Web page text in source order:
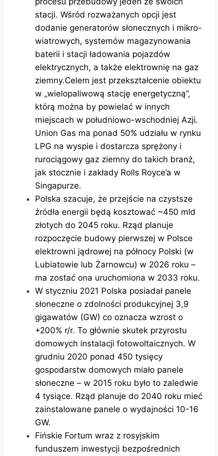
stacji. Wśród rozważanych opcji jest
dodanie generatorów słonecznych i mikro-
wiatrowych, systemów magazynowania
baterii i stacji ładowania pojazdów
elektrycznych, a także elektrownię na gaz
ziemny.Celem jest przekształcenie obiektu
w „wielopaliwową stację energetyczną”,
którą można by powielać w innych
miejscach w południowo-wschodniej Azji.
Union Gas ma ponad 50% udziału w rynku
LPG na wyspie i dostarcza sprężony i
rurociągowy gaz ziemny do takich branż,
jak stocznie i zakłady Rolls Royce’a w
Singapurze.
Polska szacuje, że przejście na czystsze
źródła energii będą kosztować ~450 mld
złotych do 2045 roku. Rząd planuje
rozpoczęcie budowy pierwszej w Polsce
elektrowni jądrowej na północy Polski (w
Lubiatowie lub Żarnowcu) w 2026 roku –
ma zostać ona uruchomiona w 2033 roku.
W styczniu 2021 Polska posiadał panele
słoneczne o zdolności produkcyjnej 3,9
gigawatów (GW) co oznacza wzrost o
+200% r/r. To głównie skutek przyrostu
domowych instalacji fotowoltaicznych. W
grudniu 2020 ponad 450 tysięcy
gospodarstw domowych miało panele
słoneczne – w 2015 roku było to zaledwie
4 tysiące. Rząd planuje do 2040 roku mieć
zainstalowane panele o wydajności 10-16
GW.
Fińskie Fortum wraz z rosyjskim
funduszem inwestycji bezpośrednich